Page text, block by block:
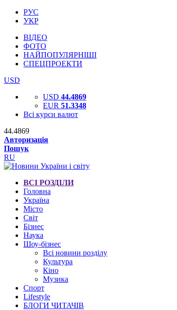
РУС
УКР
ВІДЕО
ФОТО
НАЙПОПУЛЯРНІШІ
СПЕЦПРОЕКТИ
USD
USD 44.4869
EUR 51.3348
Всі курси валют
44.4869
Авторизація
Пошук
RU
ВСІ РОЗДІЛИ
Головна
Україна
Місто
Світ
Бізнес
Наука
Шоу-бізнес
Всі новини розділу
Культура
Кіно
Музика
Спорт
Lifestyle
БЛОГИ ЧИТАЧІВ